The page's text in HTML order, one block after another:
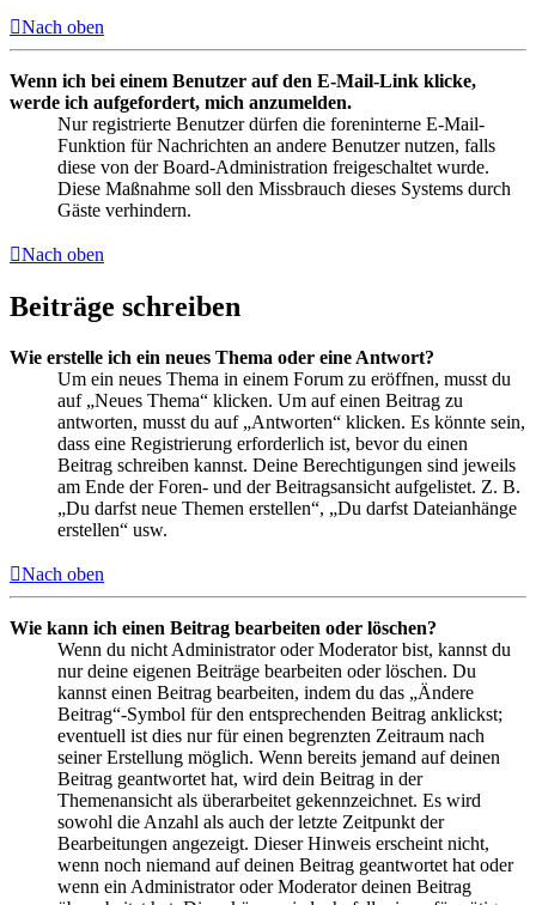
Nach oben
Wenn ich bei einem Benutzer auf den E-Mail-Link klicke,
werde ich aufgefordert, mich anzumelden.
Nur registrierte Benutzer dürfen die foreninterne E-Mail-
Funktion für Nachrichten an andere Benutzer nutzen, falls
diese von der Board-Administration freigeschaltet wurde.
Diese Maßnahme soll den Missbrauch dieses Systems durch
Gäste verhindern.
Nach oben
Beiträge schreiben
Wie erstelle ich ein neues Thema oder eine Antwort?
Um ein neues Thema in einem Forum zu eröffnen, musst du
auf „Neues Thema“ klicken. Um auf einen Beitrag zu
antworten, musst du auf „Antworten“ klicken. Es könnte sein,
dass eine Registrierung erforderlich ist, bevor du einen
Beitrag schreiben kannst. Deine Berechtigungen sind jeweils
am Ende der Foren- und der Beitragsansicht aufgelistet. Z. B.
„Du darfst neue Themen erstellen“, „Du darfst Dateianhänge
erstellen“ usw.
Nach oben
Wie kann ich einen Beitrag bearbeiten oder löschen?
Wenn du nicht Administrator oder Moderator bist, kannst du
nur deine eigenen Beiträge bearbeiten oder löschen. Du
kannst einen Beitrag bearbeiten, indem du das „Ändere
Beitrag“-Symbol für den entsprechenden Beitrag anklickst;
eventuell ist dies nur für einen begrenzten Zeitraum nach
seiner Erstellung möglich. Wenn bereits jemand auf deinen
Beitrag geantwortet hat, wird dein Beitrag in der
Themenansicht als überarbeitet gekennzeichnet. Es wird
sowohl die Anzahl als auch der letzte Zeitpunkt der
Bearbeitungen angezeigt. Dieser Hinweis erscheint nicht,
wenn noch niemand auf deinen Beitrag geantwortet hat oder
wenn ein Administrator oder Moderator deinen Beitrag